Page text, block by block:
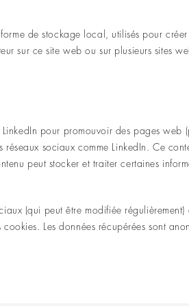
de stockage local, utilisés pour
sur ce site web ou sur plusieurs sites
pour promouvoir des pages web
sociaux comme LinkedIn. Ce
peut stocker et traiter certaines
(qui peut être modifiée
Les données récupérées sont